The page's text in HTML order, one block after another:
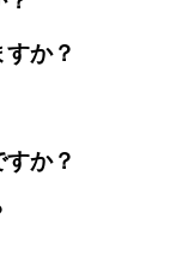
か？
か？